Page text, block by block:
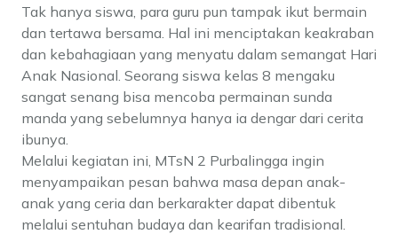
Tak hanya siswa, para guru pun tampak ikut bermain
dan tertawa bersama. Hal ini menciptakan keakraban
dan kebahagiaan yang menyatu dalam semangat Hari
Anak Nasional. Seorang siswa kelas 8 mengaku
sangat senang bisa mencoba permainan sunda
manda yang sebelumnya hanya ia dengar dari cerita
ibunya.
Melalui kegiatan ini, MTsN 2 Purbalingga ingin
menyampaikan pesan bahwa masa depan anak-
anak yang ceria dan berkarakter dapat dibentuk
melalui sentuhan budaya dan kearifan tradisional.